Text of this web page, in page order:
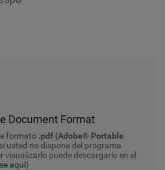
Document Format
formato .pdf (Adobe® Portable
usted no dispone del programa
visualizarlo puede descargarlo en el
aquí)